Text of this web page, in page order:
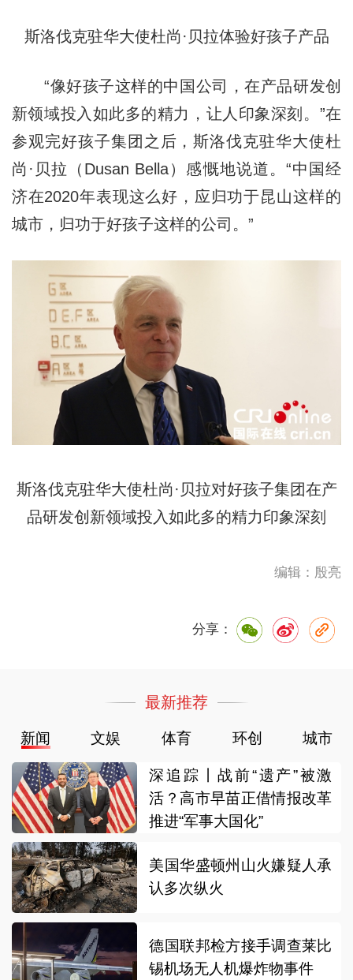
斯洛伐克驻华大使杜尚·贝拉体验好孩子产品
“像好孩子这样的中国公司，在产品研发创
新领域投入如此多的精力，让人印象深刻。”在
参观完好孩子集团之后，斯洛伐克驻华大使杜
尚·贝拉（Dusan Bella）感慨地说道。“中国经
济在2020年表现这么好，应归功于昆山这样的
城市，归功于好孩子这样的公司。”
斯洛伐克驻华大使杜尚·贝拉对好孩子集团在产
品研发创新领域投入如此多的精力印象深刻
编辑：殷亮
分享：
最新推荐
新闻 文娱 体育 环创 城市
深追踪丨战前“遗产”被激
活？高市早苗正借情报改革
推进“军事大国化”
美国华盛顿州山火嫌疑人承
认多次纵火
德国联邦检方接手调查莱比
锡机场无人机爆炸物事件